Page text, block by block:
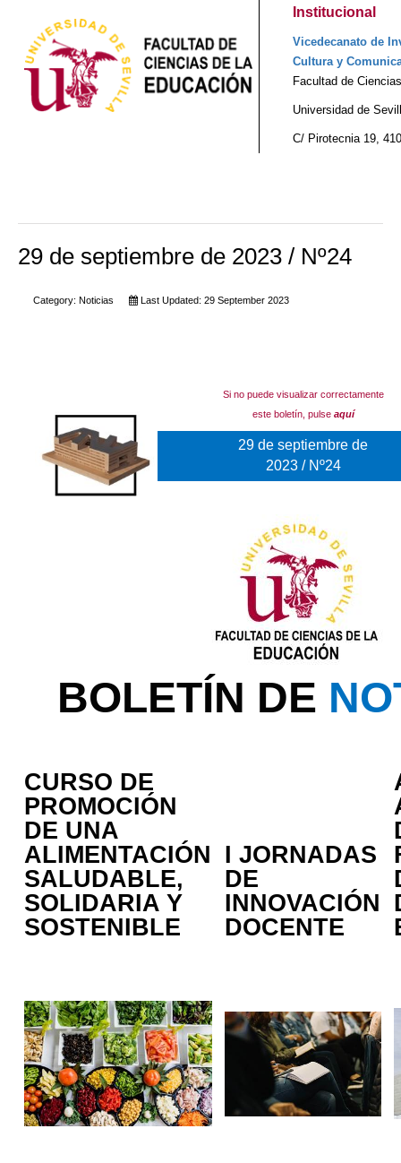
Institucional
Vicedecanato de
Cultura y
Facultad de
Universidad de
C/ Pirotecnia 19,
29 de septiembre de 2023 / Nº24
Category: Noticias Last Updated: 29 September 2023
Si no puede visualizar correctamente
este boletín, pulse aquí
29 de septiembre de
2023 / Nº24
BOLETÍN DE
CURSO DE
PROMOCIÓN
DE UNA
ALIMENTACIÓN
SALUDABLE,
SOLIDARIA Y
SOSTENIBLE
I JORNADAS
DE
INNOVACIÓN
DOCENTE